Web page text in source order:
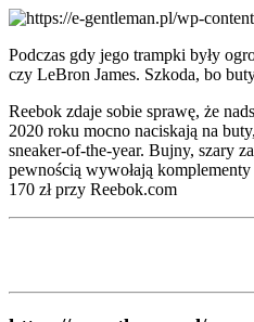
Podczas gdy jego trampki były
czy LeBron James. Szkoda, bo
Reebok zdaje sobie sprawę, że
2020 roku mocno naciskają na
sneaker-of-the-year. Bujny, szary
pewnością wywołają
170 zł przy Reebok.com